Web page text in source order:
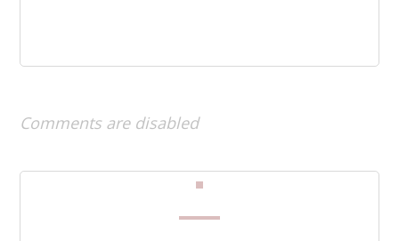
Comments are disabled